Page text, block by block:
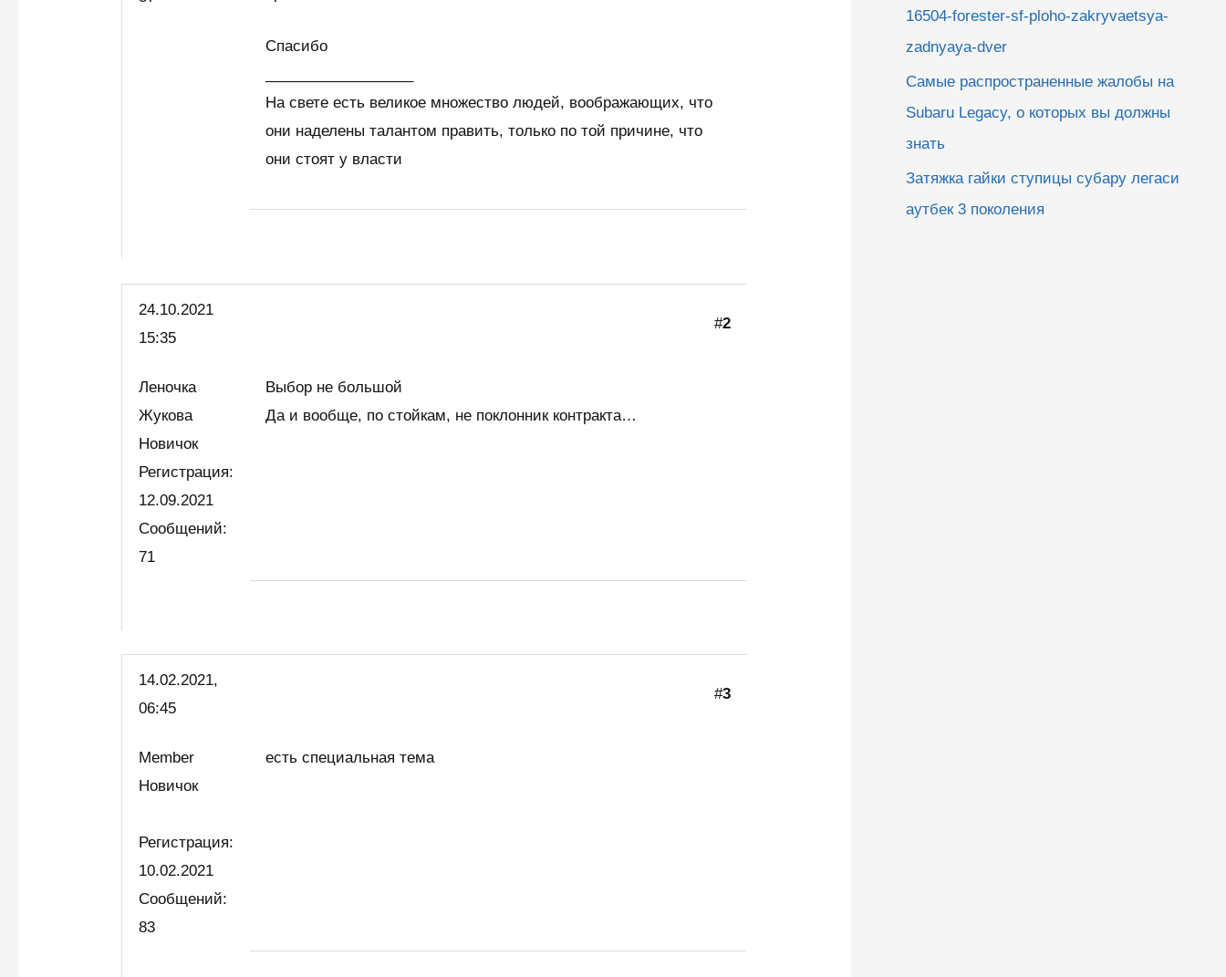
Спасибо
На свете есть великое множество людей, воображающих, что
они наделены талантом править, только по той причине, что
они стоят у власти
24.10.2021
15:35
#2
Леночка
Жукова
Новичок
Регистрация:
12.09.2021
Сообщений:
71
Выбор не большой
Да и вообще, по стойкам, не поклонник контракта…
14.02.2021,
06:45
#3
Member
Новичок
Регистрация:
10.02.2021
Сообщений:
83
есть специальная тема
16504-forester-sf-ploho-zakryvaetsya-
zadnyaya-dver
Самые распространенные жалобы на
Subaru Legacy, о которых вы должны
знать
Затяжка гайки ступицы субару легаси
аутбек 3 поколения